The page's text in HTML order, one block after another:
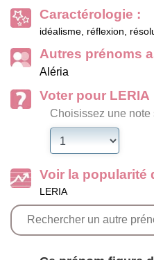
Caractérologie :
idéalisme, réflexion,
Autres prénoms
Aléria
Voter pour LERIA
Choisissez une note
Voir la popularité
LERIA